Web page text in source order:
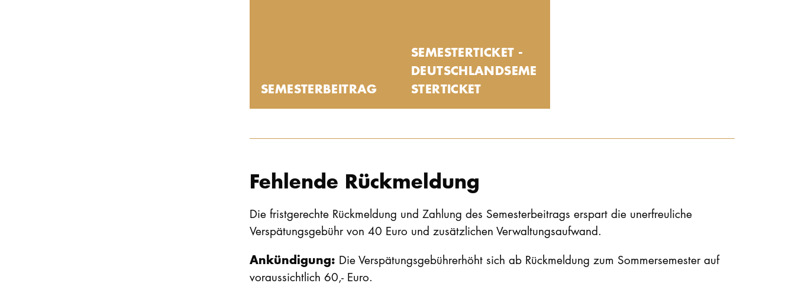
SEMESTER­BEITRAG
SEMESTERTICKET -
DEUTSCHLANDSEME
STERTICKET
Fehlende Rückmeldung
Die fristgerechte Rückmeldung und Zahlung des Semesterbeitrags erspart die unerfreuliche
Verspätungsgebühr von 40 Euro und zusätzlichen Verwaltungsaufwand.
Ankündigung: Die Verspätungsgebührerhöht sich ab Rückmeldung zum Sommersemester auf
voraussichtlich 60,- Euro.